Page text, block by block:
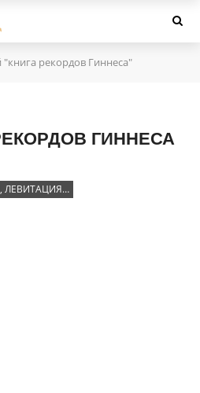
рекордов Гиннеса"
ГИННЕСА
ЛЕВИТАЦИЯ…